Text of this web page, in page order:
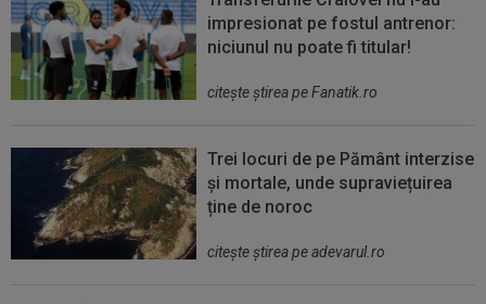
impresionat pe fostul antrenor:
niciunul nu poate fi titular!
citeşte ştirea pe Fanatik.ro
Trei locuri de pe Pământ interzise
și mortale, unde supraviețuirea
ține de noroc
citeşte ştirea pe adevarul.ro